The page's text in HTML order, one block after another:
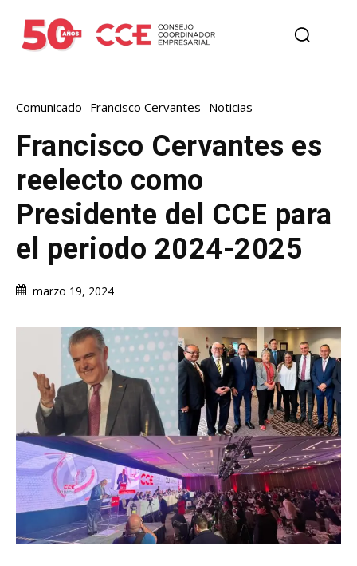
Comunicado Francisco Cervantes Noticias
Francisco Cervantes es
reelecto como
Presidente del CCE para
el periodo 2024-2025
marzo 19, 2024